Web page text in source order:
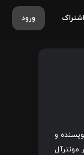
ورود
و
کانادایی، متولد ۹ آوریل ۱۹۷۸ در مونترآل